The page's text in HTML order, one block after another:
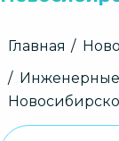
Строка
Главная